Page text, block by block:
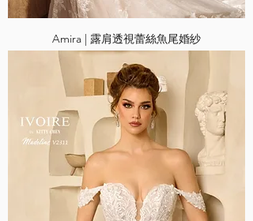
Amira | 露肩透視蕾絲魚尾婚紗